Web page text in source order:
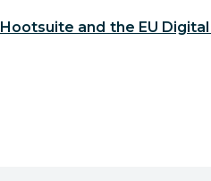
Hootsuite and the EU